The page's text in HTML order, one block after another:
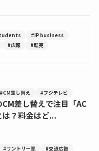
#IP business
#広報 #転売
#CM差し替え #フジテレビ
差し替えで注目「AC
？料金はど...
#サントリー翠 #交通広告